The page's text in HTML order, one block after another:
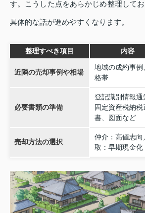
す。こうした点をあらかじめ整理して
具体的な話が進めやすくなります。
整理すべき項目 内容
近隣の売却事例や相場
地域の成約事例
格帯
必要書類の準備
登記識別情報通
固定資産税納税
書、図面など
売却方法の選択
仲介：高値志向
取：早期現金化